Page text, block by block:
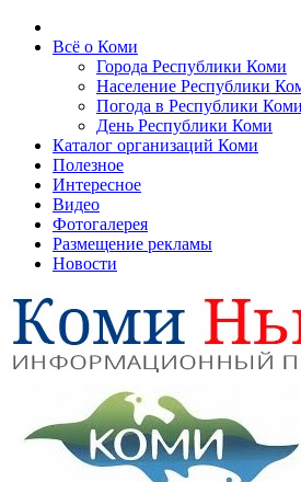
Всё о Коми
Города Республики Коми
Население Республики
Погода в Республики Коми
День Республики Коми
Каталог организаций Коми
Полезное
Интересное
Видео
Фотогалерея
Размещение рекламы
Новости